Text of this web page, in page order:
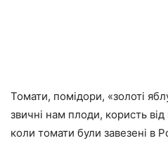
Томати, помідори, «золоті
звичні нам плоди, користь
коли томати були завезені в